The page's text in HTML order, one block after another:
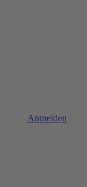
Anmelden